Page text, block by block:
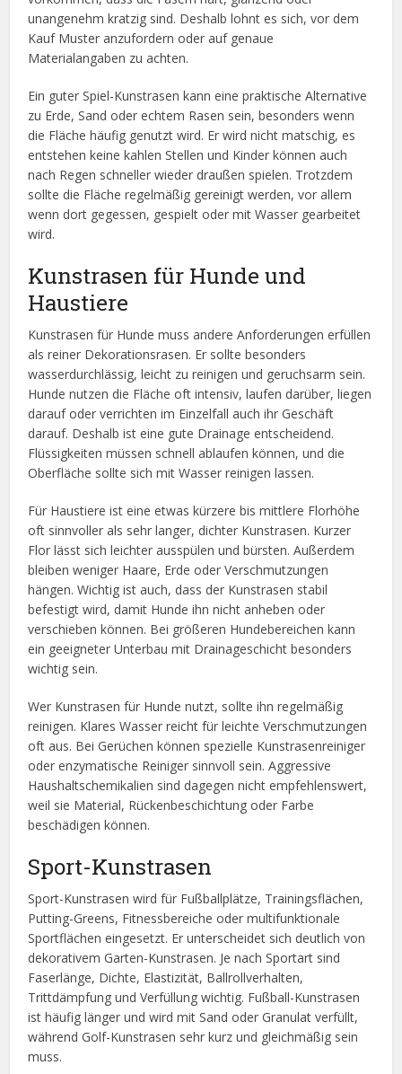
unangenehm kratzig sind. Deshalb lohnt es sich, vor dem
Kauf Muster anzufordern oder auf genaue
Materialangaben zu achten.
Ein guter Spiel-Kunstrasen kann eine praktische Alternative
zu Erde, Sand oder echtem Rasen sein, besonders wenn
die Fläche häufig genutzt wird. Er wird nicht matschig, es
entstehen keine kahlen Stellen und Kinder können auch
nach Regen schneller wieder draußen spielen. Trotzdem
sollte die Fläche regelmäßig gereinigt werden, vor allem
wenn dort gegessen, gespielt oder mit Wasser gearbeitet
wird.
Kunstrasen für Hunde und
Haustiere
Kunstrasen für Hunde muss andere Anforderungen erfüllen
als reiner Dekorationsrasen. Er sollte besonders
wasserdurchlässig, leicht zu reinigen und geruchsarm sein.
Hunde nutzen die Fläche oft intensiv, laufen darüber, liegen
darauf oder verrichten im Einzelfall auch ihr Geschäft
darauf. Deshalb ist eine gute Drainage entscheidend.
Flüssigkeiten müssen schnell ablaufen können, und die
Oberfläche sollte sich mit Wasser reinigen lassen.
Für Haustiere ist eine etwas kürzere bis mittlere Florhöhe
oft sinnvoller als sehr langer, dichter Kunstrasen. Kurzer
Flor lässt sich leichter ausspülen und bürsten. Außerdem
bleiben weniger Haare, Erde oder Verschmutzungen
hängen. Wichtig ist auch, dass der Kunstrasen stabil
befestigt wird, damit Hunde ihn nicht anheben oder
verschieben können. Bei größeren Hundebereichen kann
ein geeigneter Unterbau mit Drainageschicht besonders
wichtig sein.
Wer Kunstrasen für Hunde nutzt, sollte ihn regelmäßig
reinigen. Klares Wasser reicht für leichte Verschmutzungen
oft aus. Bei Gerüchen können spezielle Kunstrasenreiniger
oder enzymatische Reiniger sinnvoll sein. Aggressive
Haushaltschemikalien sind dagegen nicht empfehlenswert,
weil sie Material, Rückenbeschichtung oder Farbe
beschädigen können.
Sport-Kunstrasen
Sport-Kunstrasen wird für Fußballplätze, Trainingsflächen,
Putting-Greens, Fitnessbereiche oder multifunktionale
Sportflächen eingesetzt. Er unterscheidet sich deutlich von
dekorativem Garten-Kunstrasen. Je nach Sportart sind
Faserlänge, Dichte, Elastizität, Ballrollverhalten,
Trittdämpfung und Verfüllung wichtig. Fußball-Kunstrasen
ist häufig länger und wird mit Sand oder Granulat verfüllt,
während Golf-Kunstrasen sehr kurz und gleichmäßig sein
muss.